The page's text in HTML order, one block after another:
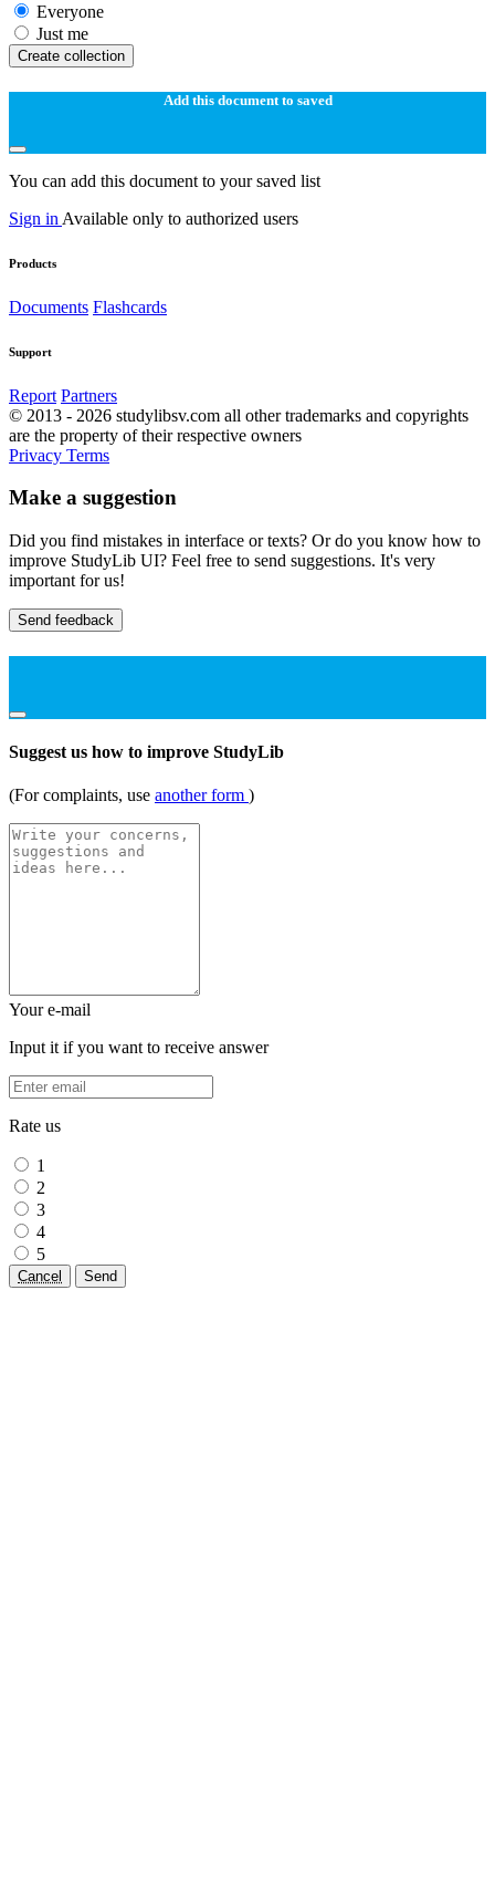
Everyone
Just me
Create collection
Add this document to saved
You can add this document to your saved list
Sign in Available only to authorized users
Products
Documents Flashcards
Support
Report Partners
© 2013 - 2026 studylibsv.com all other trademarks and copyrights
are the property of their respective owners
Privacy Terms
Make a suggestion
Did you find mistakes in interface or texts? Or do you know how to
improve StudyLib UI? Feel free to send suggestions. It's very
important for us!
Send feedback
Suggest us how to improve StudyLib
(For complaints, use another form )
Your e-mail
Input it if you want to receive answer
Rate us
1
2
3
4
5
Cancel Send